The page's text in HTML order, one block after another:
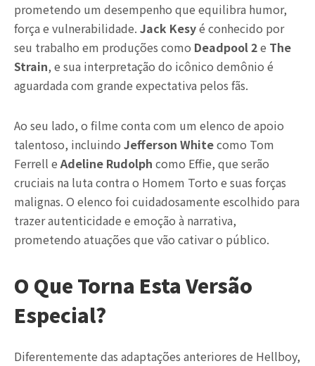
prometendo um desempenho que equilibra humor,
força e vulnerabilidade. Jack Kesyé conhecido por
seu trabalho em produções como Deadpool 2e The
Strain, e sua interpretação do icônico demônio é
aguardada com grande expectativa pelos fãs.
Ao seu lado, o filme conta com um elenco de apoio
talentoso, incluindo Jefferson Whitecomo Tom
Ferrell eAdeline Rudolph como Effie, que serão
cruciais na luta contra o Homem Torto e suas forças
malignas. O elenco foi cuidadosamente escolhido para
trazer autenticidade e emoção à narrativa,
prometendo atuações que vão cativar o público.
O Que Torna Esta Versão
Especial?
Diferentemente das adaptações anteriores de Hellboy,